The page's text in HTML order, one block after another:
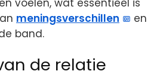
meningsverschillen
en
band.
de relatie